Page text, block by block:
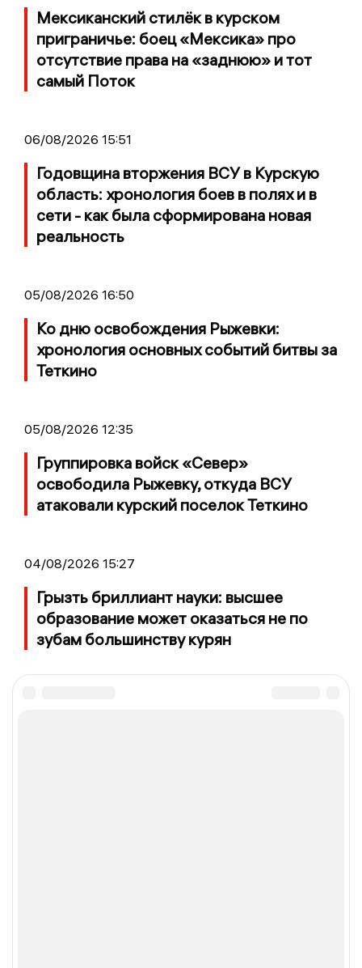
Мексиканский стилёк в курском
приграничье: боец «Мексика» про
отсутствие права на «заднюю» и тот
самый Поток
06/08/2026 15:51
Годовщина вторжения ВСУ в Курскую
область: хронология боев в полях и в
сети - как была сформирована новая
реальность
05/08/2026 16:50
Ко дню освобождения Рыжевки:
хронология основных событий битвы за
Теткино
05/08/2026 12:35
Группировка войск «Север»
освободила Рыжевку, откуда ВСУ
атаковали курский поселок Теткино
04/08/2026 15:27
Грызть бриллиант науки: высшее
образование может оказаться не по
зубам большинству курян